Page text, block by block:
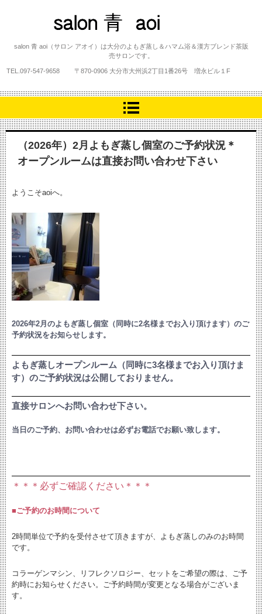
salon 青 aoi
salon 青 aoi（サロン アオイ）は大分のよもぎ蒸し＆ハマム浴＆漢方ブレンド茶販
売サロンです。
TEL. 097-547-9658 〒870-0906 大分市大州浜2丁目1番26号 増永ビル１F
（2026年）2月よもぎ蒸し個室のご予約状況＊
オープンルームは直接お問い合わせ下さい
ようこそaoiへ。
2026年2月のよもぎ蒸し個室（同時に2名様までお入り頂けます）のご
予約状況をお知らせします。
よもぎ蒸しオープンルーム（同時に3名様までお入り頂けま
す）のご予約状況は公開しておりません。
直接サロンへお問い合わせ下さい。
当日のご予約、お問い合わせは必ずお電話でお願い致します。
＊＊＊必ずご確認ください＊＊＊
■ご予約のお時間について
2時間単位で予約を受付させて頂きますが、 よもぎ蒸しのみのお時間
です。
コラーゲンマシン、リフレクソロジー、セットをご希望の際は、ご予
約時にお知らせください。 ご予約時間が変更となる場合がございま
す。